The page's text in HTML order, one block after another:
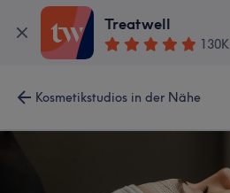
Treatwell
130K
Kosmetikstudios in der Nähe